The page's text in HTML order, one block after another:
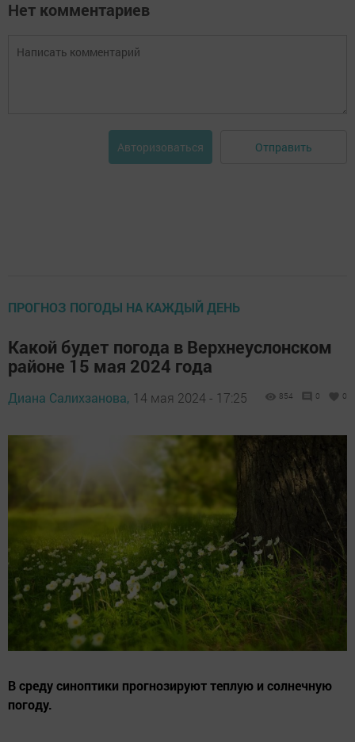
Нет комментариев
Авторизоваться Отправить
ПРОГНОЗ ПОГОДЫ НА КАЖДЫЙ ДЕНЬ
Какой будет погода в Верхнеуслонском
районе 15 мая 2024 года
Диана Салихзанова, 14 мая 2024 - 17:25 854 0 0
В среду синоптики прогнозируют теплую и солнечную
погоду.